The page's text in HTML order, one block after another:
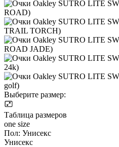
Выберите размер:
Таблица размеров
one size
Пол: Унисекс
Унисекс